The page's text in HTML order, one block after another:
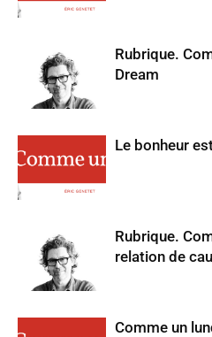
Rubrique.
Dream
Le bonheur
Rubrique.
relation de
Comme un